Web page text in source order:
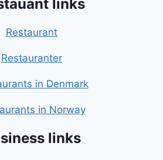
links
Restaurant
Restauranter
in Denmark
in Norway
links